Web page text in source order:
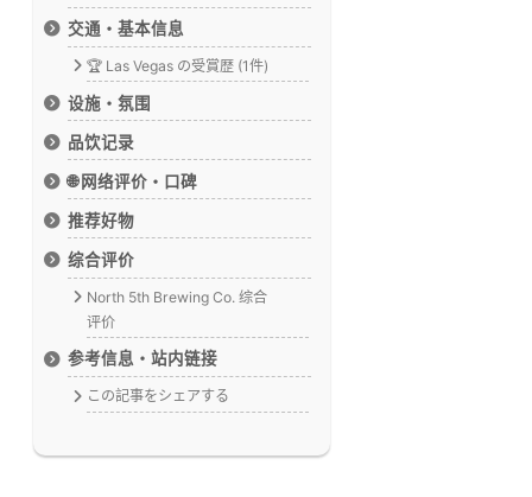
交通・基本信息
🏆 Las Vegas の受賞歴 (1件)
设施・氛围
品饮记录
🌐 网络评价・口碑
推荐好物
综合评价
North 5th Brewing Co. 综合
评价
参考信息・站内链接
この記事をシェアする